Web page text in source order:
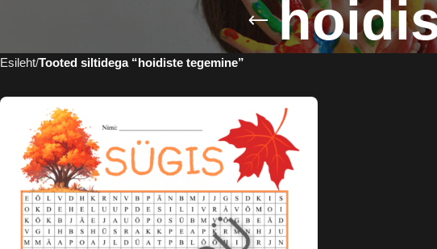
Esileht Tooted siltidega “hoidiste tegemine”